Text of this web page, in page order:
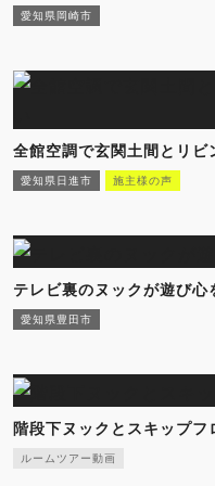
愛知県岡崎市
全館空調で玄関土間とリ
愛知県日進市 施主様の声
テレビ裏のヌックが遊び
愛知県豊田市
階段下ヌックとスキップフ
ルームツアー動画